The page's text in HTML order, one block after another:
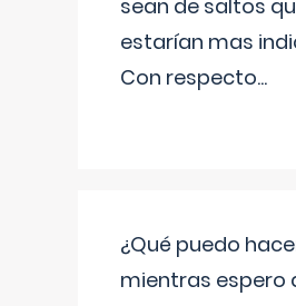
sean de saltos
estarían mas
Con respecto...
¿Qué puedo
mientras espero